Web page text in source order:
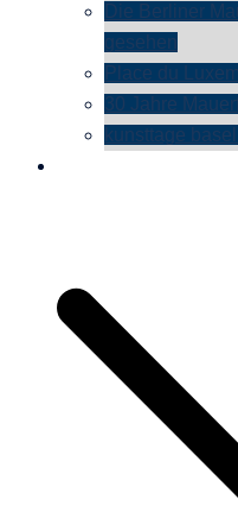
Die Berliner
gesehen
Place du
30 Jahre
kunsttage basel